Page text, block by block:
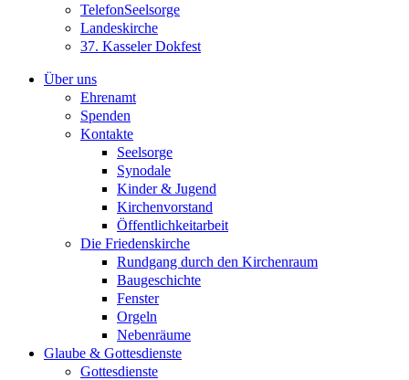
TelefonSeelsorge
Landeskirche
37. Kasseler Dokfest
Über uns
Ehrenamt
Spenden
Kontakte
Seelsorge
Synodale
Kinder & Jugend
Kirchenvorstand
Öffentlichkeitarbeit
Die Friedenskirche
Rundgang durch den Kirchenraum
Baugeschichte
Fenster
Orgeln
Nebenräume
Glaube & Gottesdienste
Gottesdienste